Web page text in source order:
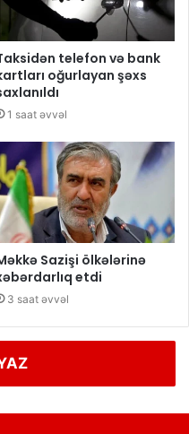
telefon və bank
oğurlayan şəxs
1 saat əvvəl
Sazişi ölkələrinə
etdi
3 saat əvvəl